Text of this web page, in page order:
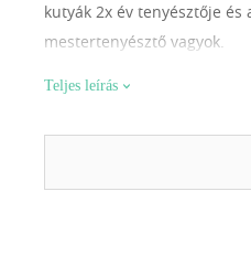
kutyák 2x év tenyésztője és
mestertenyésztő vagyok.
Teljes leírás